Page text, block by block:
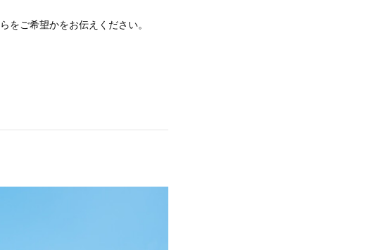
ご希望かをお伝えください。